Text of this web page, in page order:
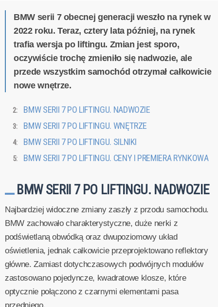
BMW serii 7 obecnej generacji weszło na rynek w
2022 roku. Teraz, cztery lata później, na rynek
trafia wersja po liftingu. Zmian jest sporo,
oczywiście trochę zmieniło się nadwozie, ale
przede wszystkim samochód otrzymał całkowicie
nowe wnętrze.
BMW SERII 7 PO LIFTINGU. NADWOZIE
BMW SERII 7 PO LIFTINGU. WNĘTRZE
BMW SERII 7 PO LIFTINGU. SILNIKI
BMW SERII 7 PO LIFTINGU. CENY I PREMIERA RYNKOWA
BMW SERII 7 PO LIFTINGU. NADWOZIE
Najbardziej widoczne zmiany zaszły z przodu samochodu.
BMW zachowało charakterystyczne, duże nerki z
podświetlaną obwódką oraz dwupoziomowy układ
oświetlenia, jednak całkowicie przeprojektowano reflektory
główne. Zamiast dotychczasowych podwójnych modułów
zastosowano pojedyncze, kwadratowe klosze, które
optycznie połączono z czarnymi elementami pasa